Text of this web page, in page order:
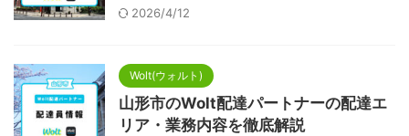
2026/4/12
Wolt(ウォルト)
山形市のWolt配達パートナーの配達エ
リア・業務内容を徹底解説